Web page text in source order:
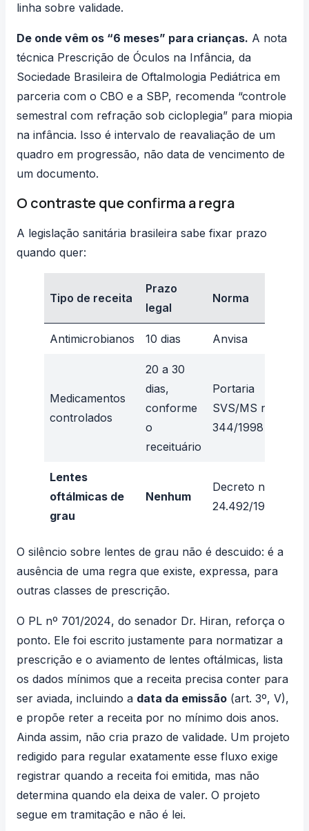
linha sobre validade.
De onde vêm os “6 meses” para crianças. A nota
técnica Prescrição de Óculos na Infância, da
Sociedade Brasileira de Oftalmologia Pediátrica em
parceria com o CBO e a SBP, recomenda “controle
semestral com refração sob cicloplegia” para miopia
na infância. Isso é intervalo de reavaliação de um
quadro em progressão, não data de vencimento de
um documento.
O contraste que confirma a regra
A legislação sanitária brasileira sabe fixar prazo
quando quer:
Tipo de receita
Prazo
legal
Norma
Antimicrobianos 10 dias Anvisa
Medicamentos
controlados
20 a 30
dias,
conforme
o
receituário
Portaria
SVS/MS nº
344/1998
Lentes
oftálmicas de
grau
Nenhum
Decreto nº
24.492/1934
O silêncio sobre lentes de grau não é descuido: é a
ausência de uma regra que existe, expressa, para
outras classes de prescrição.
O PL nº 701/2024, do senador Dr. Hiran, reforça o
ponto. Ele foi escrito justamente para normatizar a
prescrição e o aviamento de lentes oftálmicas, lista
os dados mínimos que a receita precisa conter para
ser aviada, incluindo a data da emissão (art. 3º, V),
e propõe reter a receita por no mínimo dois anos.
Ainda assim, não cria prazo de validade. Um projeto
redigido para regular exatamente esse fluxo exige
registrar quando a receita foi emitida, mas não
determina quando ela deixa de valer. O projeto
segue em tramitação e não é lei.